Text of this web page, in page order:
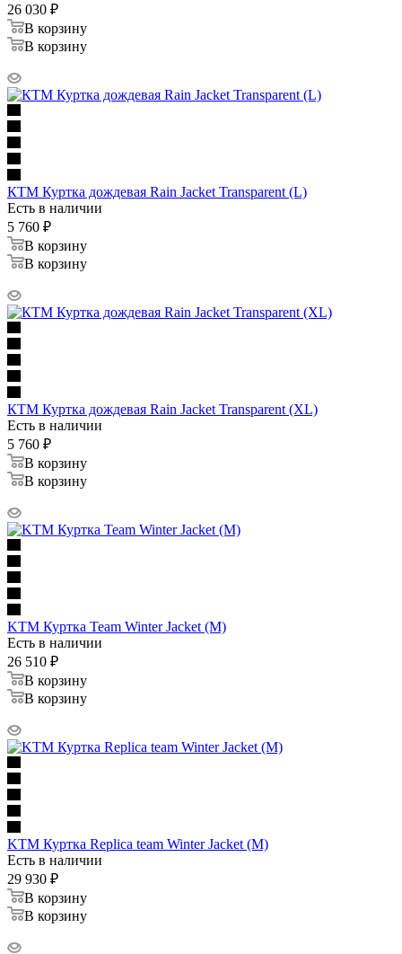
26 030 ₽
В корзину
В корзину
КТМ Куртка дождевая Rain Jacket Transparent (L)
Есть в наличии
5 760 ₽
В корзину
В корзину
КТМ Куртка дождевая Rain Jacket Transparent (XL)
Есть в наличии
5 760 ₽
В корзину
В корзину
KTM Куртка Team Winter Jacket (M)
Есть в наличии
26 510 ₽
В корзину
В корзину
KTM Куртка Replica team Winter Jacket (M)
Есть в наличии
29 930 ₽
В корзину
В корзину